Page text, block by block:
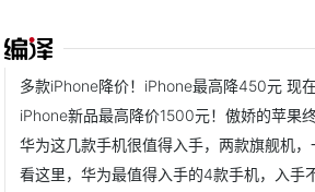
iPhone新品最高降价1500元！傲娇的苹果终
华为这几款手机很值得入手，两款旗舰机
看这里，华为最值得入手的4款手机，入手